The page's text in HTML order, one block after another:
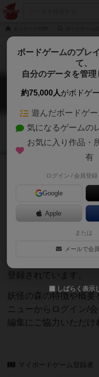
ご
当サイトに掲載され
の情報は、ボドゲー
ーご本人様・有志の皆
登録されています。
妖怪の森の特徴や概要
ニューからログイン/
編集にご協力いただけ
マイボードゲーム登録者
ボードゲームのプレ
て、
自分のデータを管理
約75,000人がボドゲ
遊んだボードゲ
気になるゲームの
お気に入り作品・
有
ログイン / 会員登録
Google
Apple
または
メールで会
しばらく表示